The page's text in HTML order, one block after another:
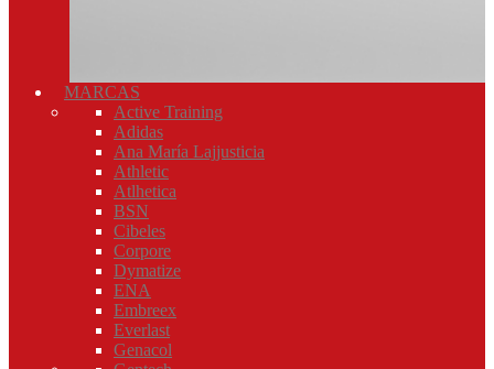
MARCAS
Active Training
Adidas
Ana María Lajjusticia
Athletic
Atlhetica
BSN
Cibeles
Corpore
Dymatize
ENA
Embreex
Everlast
Genacol